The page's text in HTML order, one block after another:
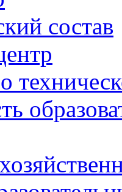
состав